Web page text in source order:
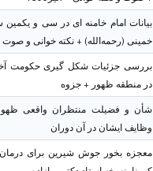
بیانات امام خامنه ای در سی و یکمین
خمینی (رحمه‌الله) + نکته خوانی و صوت
بررسی جزئیات شکل گیری حکومت
در منطقه ظهور + جزوه
شأن و فضیلت منتظران واقعی
وظایف ایشان در آن دوران
معجزه بخور جوش شیرین برای درمان